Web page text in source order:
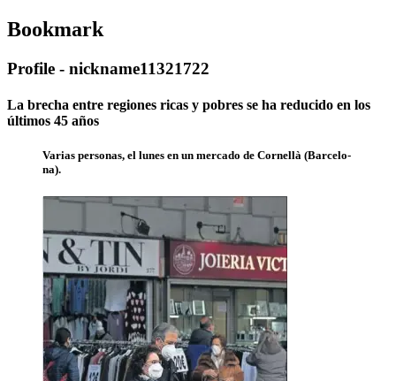
Bookmark
Profile - nickname11321722
La brecha entre regiones ricas y pobres se ha reducido en los
últimos 45 años
Va­rias per­so­nas, el lu­nes en un mer­ca­do de Cor­ne­llà (Bar­ce­lo­
na).